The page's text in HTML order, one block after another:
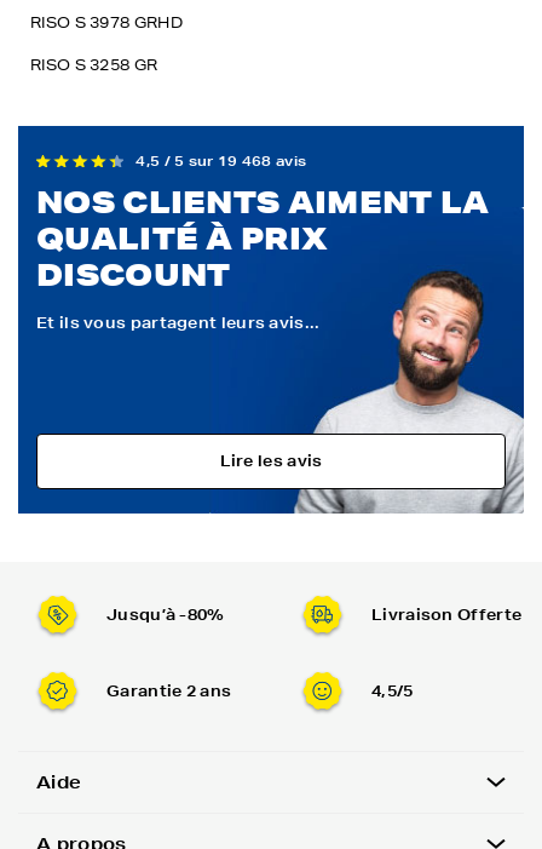
RISO S 3978 GRHD
RISO S 3258 GR
4,5 / 5 sur 19 468 avis
NOS CLIENTS AIMENT LA
QUALITÉ À PRIX
DISCOUNT
Et ils vous partagent leurs avis...
Lire les avis
Jusqu’à -80% Livraison Offerte
Garantie 2 ans 4,5/5
Aide
A propos